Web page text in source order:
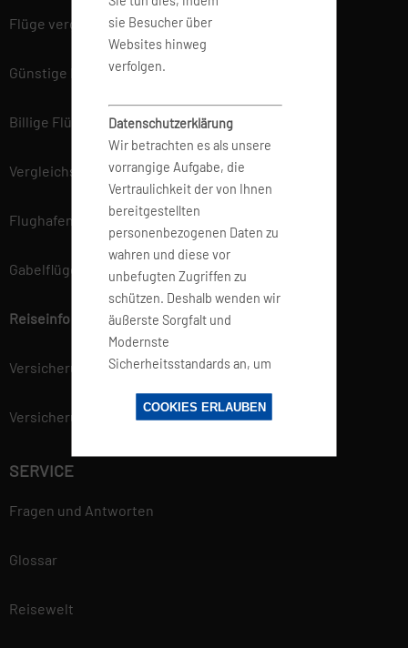
sie Besucher über
Websites hinweg
verfolgen.
Datenschutzerklärung
Wir betrachten es als unsere
vorrangige Aufgabe, die
Vertraulichkeit der von Ihnen
bereitgestellten
personenbezogenen Daten zu
wahren und diese vor
unbefugten Zugriffen zu
schützen. Deshalb wenden wir
äußerste Sorgfalt und
Modernste
Sicherheitsstandards an, um
personenbezogenen Daten zu
COOKIES ERLAUBEN
Flüge vergleichen
Günstige Flüge
Billige Flüge
Vergleichsportal
Flughafen Informationen
Gabelflüge
Reiseinfo
Versicherung
Versicherungsvertrag widerrufen
SERVICE
Fragen und Antworten
Glossar
Reisewelt